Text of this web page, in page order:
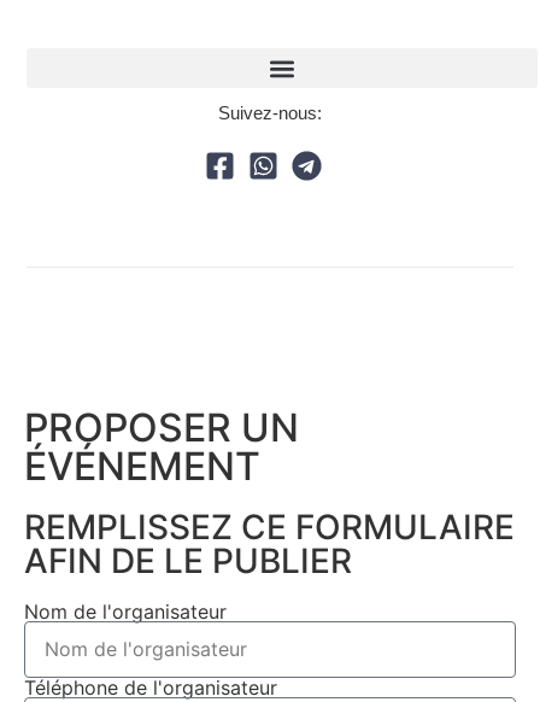
Suivez-nous:
PROPOSER UN
ÉVÉNEMENT​
REMPLISSEZ CE FORMULAIRE
AFIN DE LE PUBLIER
Nom de l'organisateur
Téléphone de l'organisateur